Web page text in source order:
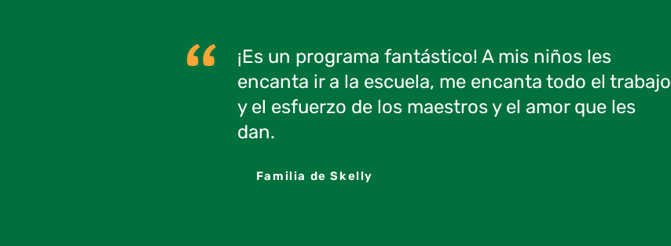
¡Es un programa fantástico! A mis niños les
encanta ir a la escuela, me encanta todo el trabajo
y el esfuerzo de los maestros y el amor que les
dan.
Familia de Skelly